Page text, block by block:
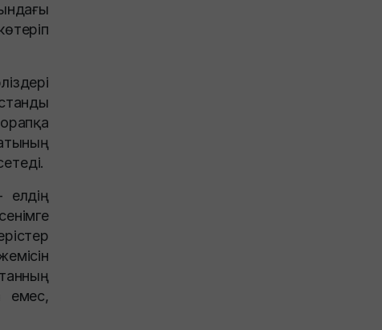
елдің
емес,